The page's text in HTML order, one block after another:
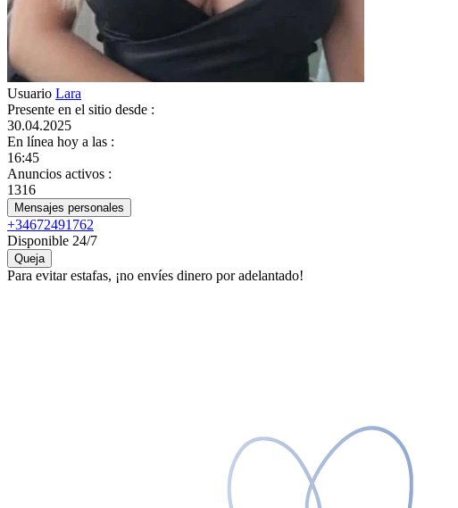
Usuario Lara
Presente en el sitio desde :
30.04.2025
En línea hoy a las :
16:45
Anuncios activos :
1316
Mensajes personales
+34672491762
Disponible 24/7
Queja
Para evitar estafas, ¡no envíes dinero por adelantado!